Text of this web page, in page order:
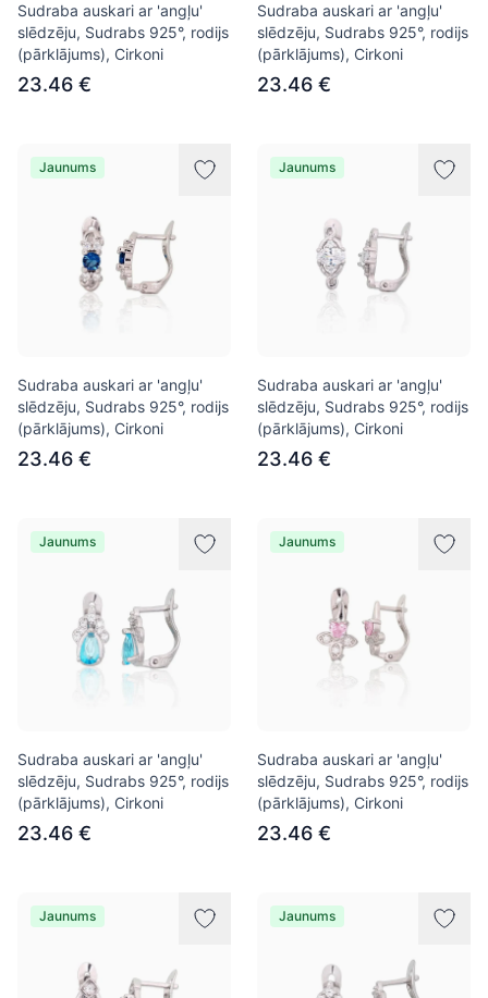
Sudraba auskari ar 'angļu'
slēdzēju, Sudrabs 925°, rodijs
(pārklājums), Cirkoni
23.46 €
Sudraba auskari ar 'angļu'
slēdzēju, Sudrabs 925°, rodijs
(pārklājums), Cirkoni
23.46 €
Jaunums
Sudraba auskari ar 'angļu'
slēdzēju, Sudrabs 925°, rodijs
(pārklājums), Cirkoni
23.46 €
Jaunums
Sudraba auskari ar 'angļu'
slēdzēju, Sudrabs 925°, rodijs
(pārklājums), Cirkoni
23.46 €
Jaunums
Sudraba auskari ar 'angļu'
slēdzēju, Sudrabs 925°, rodijs
(pārklājums), Cirkoni
23.46 €
Jaunums
Sudraba auskari ar 'angļu'
slēdzēju, Sudrabs 925°, rodijs
(pārklājums), Cirkoni
23.46 €
Jaunums Jaunums